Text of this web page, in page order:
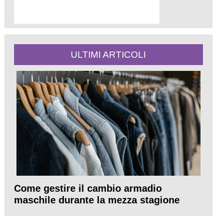
ULTIMI ARTICOLI
Come gestire il cambio armadio
maschile durante la mezza stagione